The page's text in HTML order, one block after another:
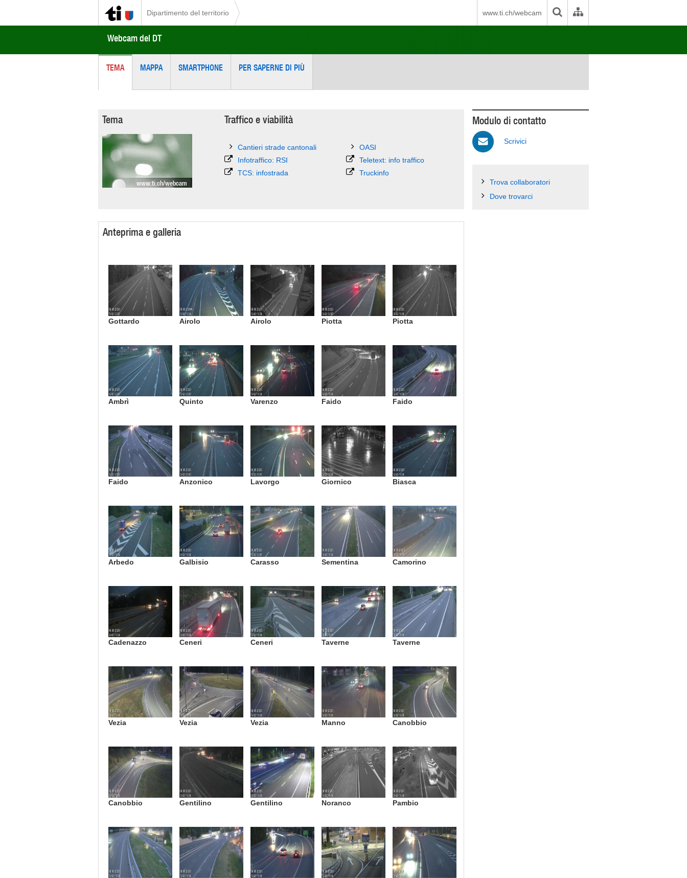
Dipartimento del territorio www.ti.ch/webcam
Webcam del DT
TEMA MAPPA SMARTPHONE PER SAPERNE DI PIÙ
Tema
www.ti.ch/webcam
Traffico e viabilità
Cantieri strade cantonali
Infotraffico: RSI
TCS: infostrada
OASI
Teletext: info traffico
Truckinfo
Anteprima e galleria
Gottardo Airolo Airolo Piotta Piotta
Ambrì Quinto Varenzo Faido Faido
Faido Anzonico Lavorgo Giornico Biasca
Arbedo Galbisio Carasso Sementina Camorino
Cadenazzo Ceneri Ceneri Taverne Taverne
Vezia Vezia Vezia Manno Canobbio
Canobbio Gentilino Gentilino Noranco Pambio
Modulo di contatto
Scrivici
Trova collaboratori
Dove trovarci